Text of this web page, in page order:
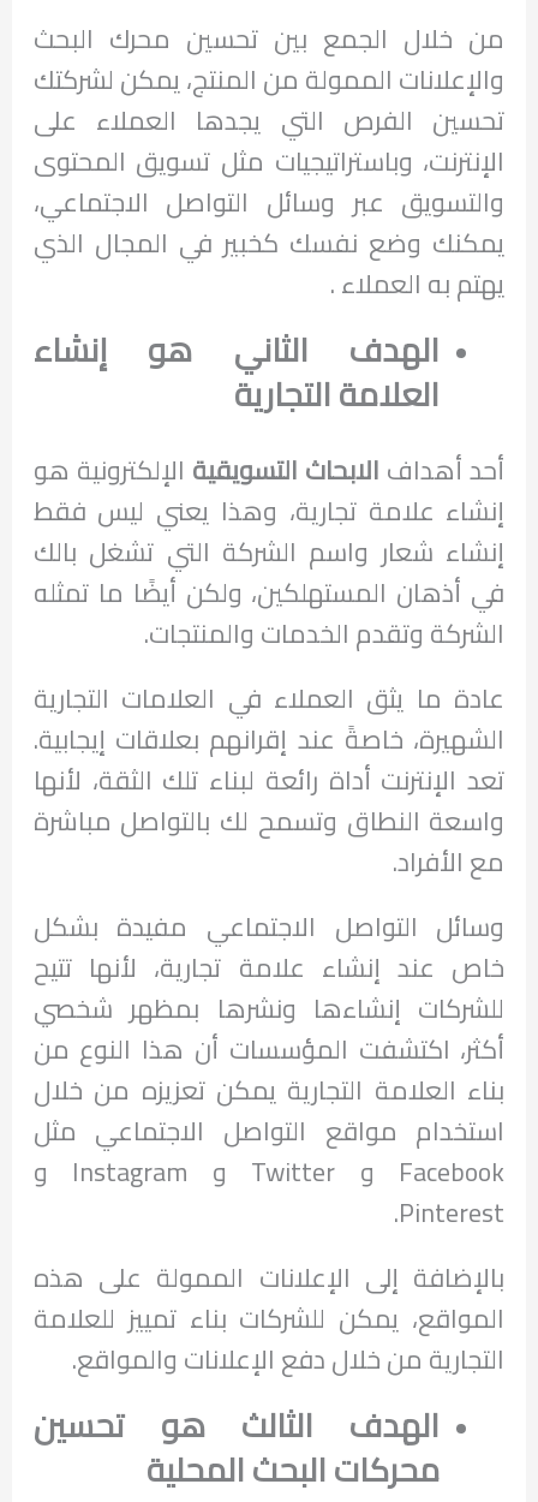
من خلال الجمع بين تحسين محرك البحث
والإعلانات الممولة من المنتج، يمكن لشركتك
تحسين الفرص التي يجدها العملاء على
الإنترنت، وباستراتيجيات مثل تسويق المحتوى
والتسويق عبر وسائل التواصل الاجتماعي،
يمكنك وضع نفسك كخبير في المجال الذي
يهتم به العملاء .
الهدف الثاني هو إنشاء
العلامة التجارية
أحد أهداف الابحاث التسويقية الإلكترونية هو
إنشاء علامة تجارية، وهذا يعني ليس فقط
إنشاء شعار واسم الشركة التي تشغل بالك
في أذهان المستهلكين، ولكن أيضًا ما تمثله
الشركة وتقدم الخدمات والمنتجات.
عادة ما يثق العملاء في العلامات التجارية
الشهيرة، خاصةً عند إقرانهم بعلاقات إيجابية.
تعد الإنترنت أداة رائعة لبناء تلك الثقة، لأنها
واسعة النطاق وتسمح لك بالتواصل مباشرة
مع الأفراد.
وسائل التواصل الاجتماعي مفيدة بشكل
خاص عند إنشاء علامة تجارية، لأنها تتيح
للشركات إنشاءها ونشرها بمظهر شخصي
أكثر، اكتشفت المؤسسات أن هذا النوع من
بناء العلامة التجارية يمكن تعزيزه من خلال
استخدام مواقع التواصل الاجتماعي مثل
Facebook و Twitter و Instagram و
Pinterest.
بالإضافة إلى الإعلانات الممولة على هذه
المواقع، يمكن للشركات بناء تمييز للعلامة
التجارية من خلال دفع الإعلانات والمواقع.
الهدف الثالث هو تحسين
محركات البحث المحلية